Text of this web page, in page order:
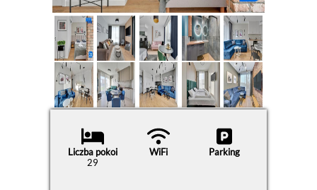
Liczba pokoi
29
WiFi Parking